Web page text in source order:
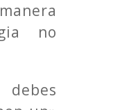
no